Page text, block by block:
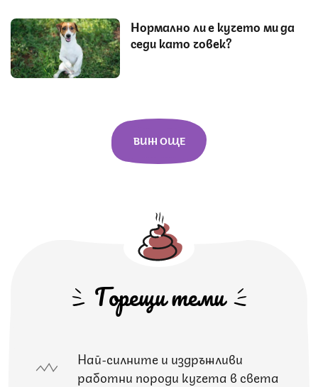
Нормално ли е кучето ми да
седи като човек?
ВИЖ ОЩЕ
Горещи теми
Най-силните и издръжливи
работни породи кучета в света